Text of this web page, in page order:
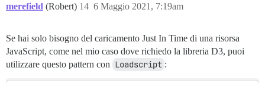
merefield (Robert) 6 Maggio 2021, 7:19am
14
Se hai solo bisogno del caricamento Just In Time di una risorsa
JavaScript, come nel mio caso dove richiedo la libreria D3, puoi
utilizzare questo pattern con Loadscript :